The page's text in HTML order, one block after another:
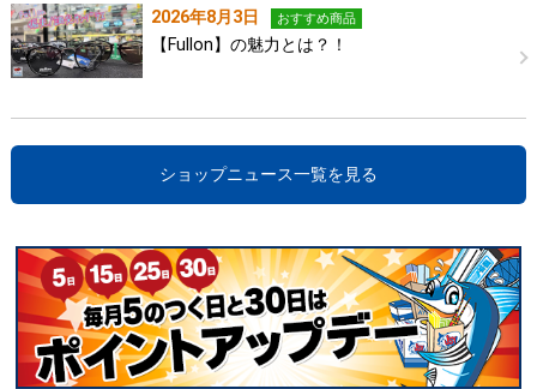
2026年8月3日 おすすめ商品
【Fullon】の魅力とは？！
ショップニュース一覧を見る